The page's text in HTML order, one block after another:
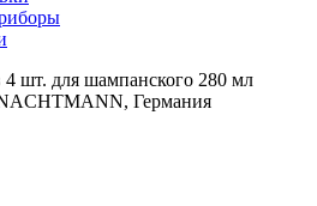
шт. для шампанского 280 мл
Германия